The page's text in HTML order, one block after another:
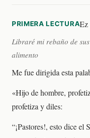
PRIMERA LECTURAEz
Libraré mi rebaño de
alimento
Me fue dirigida esta
«Hijo de hombre,
profetiza y diles:
“¡Pastores!, esto dice el